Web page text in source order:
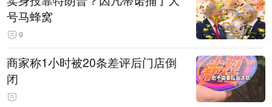
号马蜂窝
9
商家称1小时被20条差评后门店倒
闭